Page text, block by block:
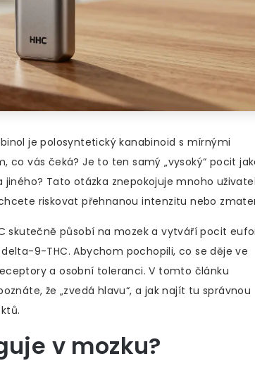
je polosyntetický kanabinoid s mírnými
co vás čeká? Je to ten samý „vysoký“ pocit
Tato otázka znepokojuje mnoho
riskovat přehnanou intenzitu nebo
skutečně působí na mozek a vytváří pocit
9-THC. Abychom pochopili, co se děje ve
a osobní toleranci. V tomto článku
že „zvedá hlavu“, a jak najít tu správnou
v mozku?